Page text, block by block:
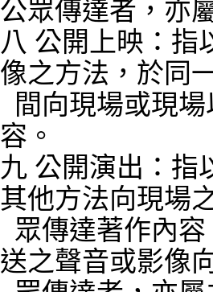
公眾傳達者，亦
八 公開上映：指
像之方法，於同
間向現場或現
容。
九 公開演出：指
其他方法向現場
眾傳達著作內
送之聲音或影像